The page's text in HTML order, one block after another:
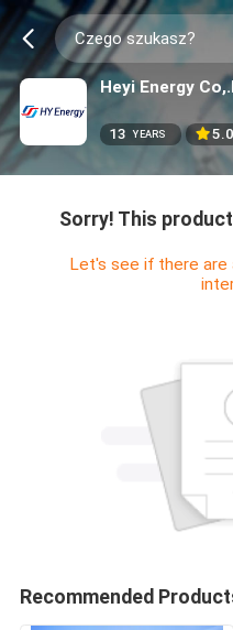
Heyi Energy
13 YEARS 5.0
Sorry! This
Let's see if there
Recommended